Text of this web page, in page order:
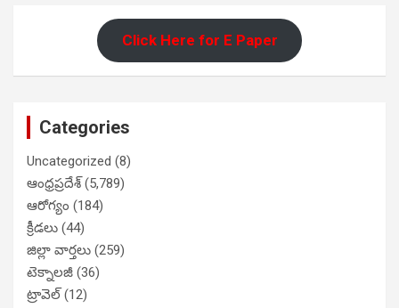
Click Here for E Paper
Categories
Uncategorized (8)
ఆంధ్రప్రదేశ్(5,789)
ఆరోగ్యం (184)
క్రీడలు (44)
జిల్లా వార్తలు (259)
టెక్నాలజీ (36)
ట్రావెల్(12)